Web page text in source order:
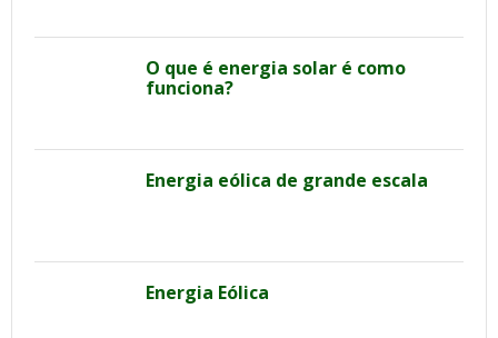
O que é energia solar é como
funciona?
Energia eólica de grande escala
Energia Eólica